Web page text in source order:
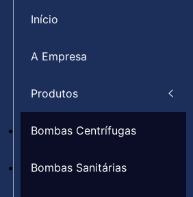
Início
A Empresa
Produtos
Bombas Centrífugas
Bombas Sanitárias